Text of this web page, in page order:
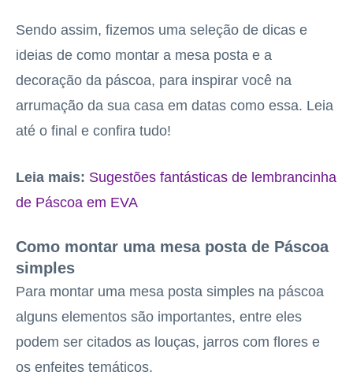
Sendo assim, fizemos uma seleção de dicas e
ideias de como montar a mesa posta e a
decoração da páscoa, para inspirar você na
arrumação da sua casa em datas como essa. Leia
até o final e confira tudo!
Leia mais: Sugestões fantásticas de lembrancinha
de Páscoa em EVA
Como montar uma mesa posta de Páscoa
simples
Para montar uma mesa posta simples na páscoa
alguns elementos são importantes, entre eles
podem ser citados as louças, jarros com flores e
os enfeites temáticos.